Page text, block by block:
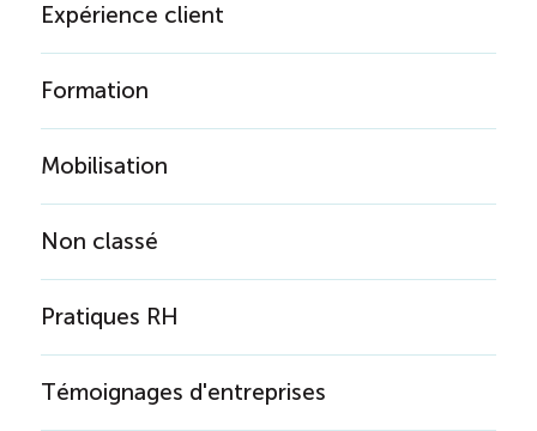
Expérience client
Formation
Mobilisation
Non classé
Pratiques RH
Témoignages d'entreprises